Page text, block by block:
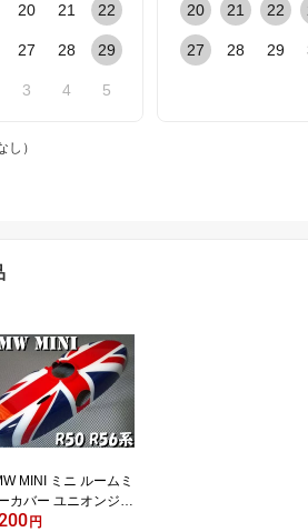
20 21 22
27 28 29
3 4 5
20 21 22
27 28 29
）
MINI ミニ ルームミ
カバー ユニオンジャ
R50 R55 R56 R60
円